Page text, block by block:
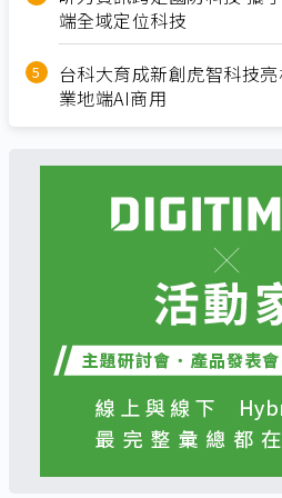
端全域定位科技
台科大育成新創虎智科技
業地端AI商用